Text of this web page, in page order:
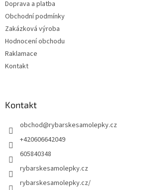
Doprava a platba
Obchodní podmínky
Zakázková výroba
Hodnocení obchodu
Raklamace
Kontakt
Kontakt
obchod@rybarskesamolepky.cz
+420606642049
605840348
rybarskesamolepky.cz
rybarskesamolepky.cz/